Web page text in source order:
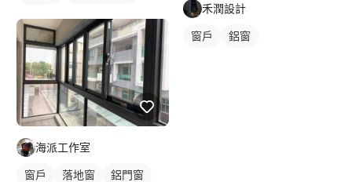
海派工作室
窗戶 落地窗
鋁門窗
禾潤設計
窗戶 鋁窗